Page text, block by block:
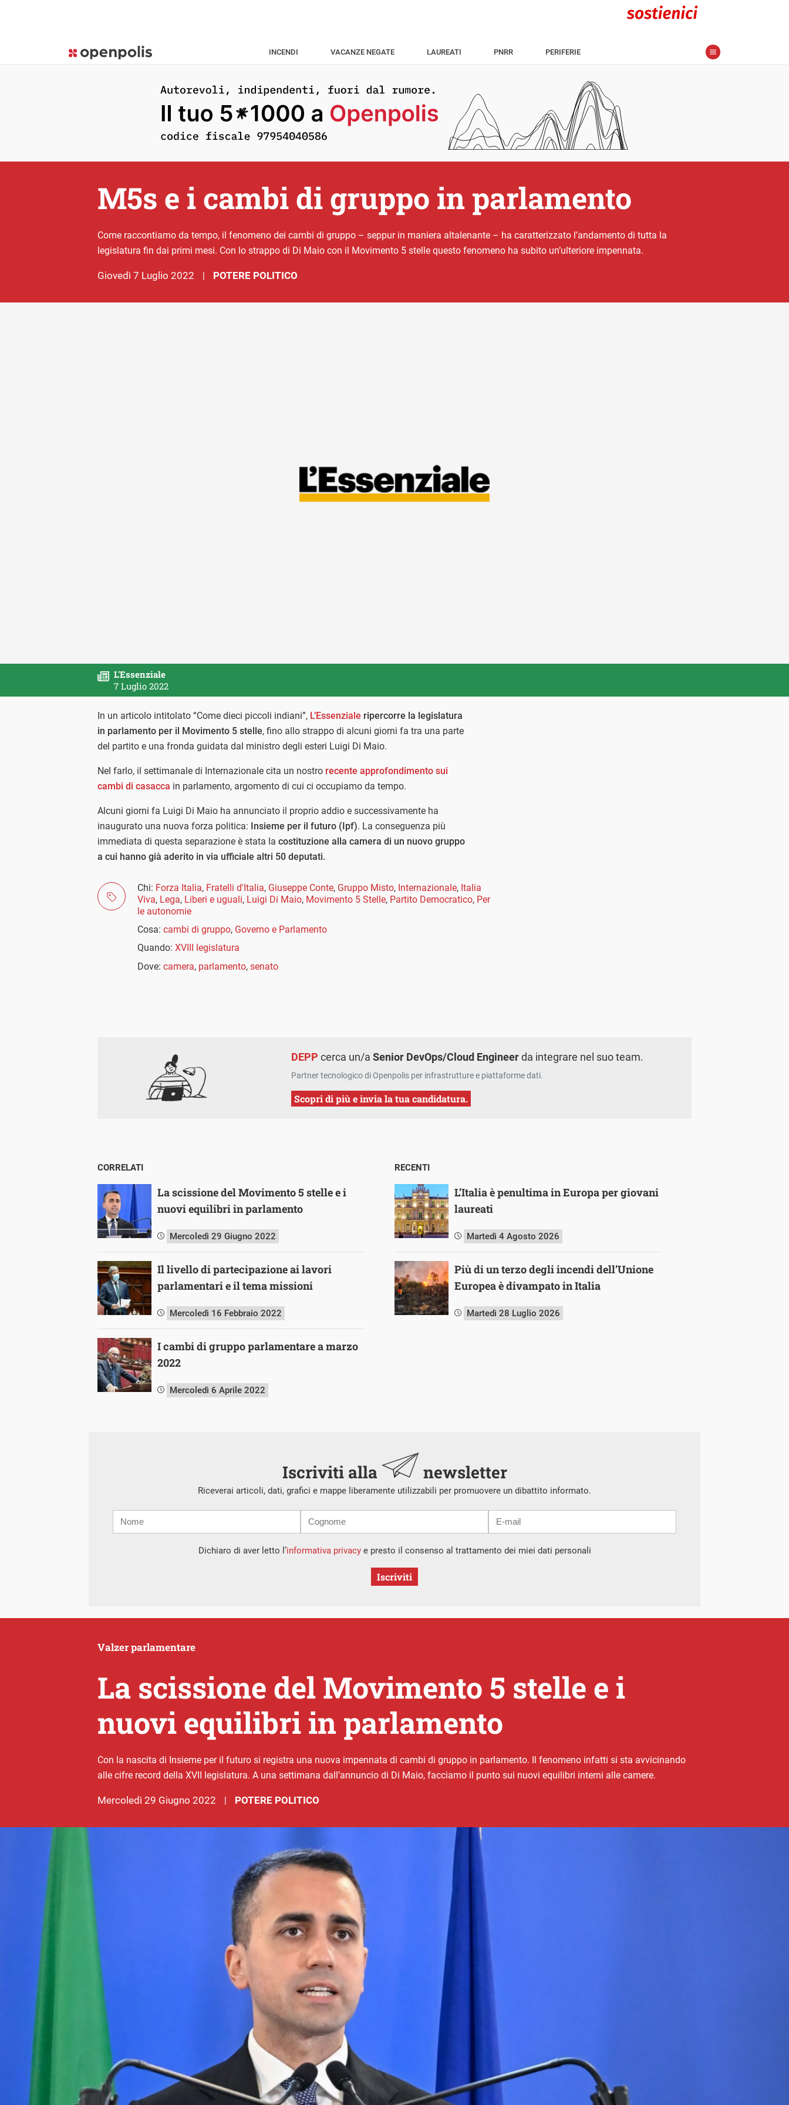
INCENDI VACANZE NEGATE LAUREATI PNRR PERIFERIE
M5s e i cambi di gruppo in parlamento
Come raccontiamo da tempo, il fenomeno dei cambi di gruppo – seppur in maniera altalenante – ha caratterizzato l’andamento di tutta la
legislatura fin dai primi mesi. Con lo strappo di Di Maio con il Movimento 5 stelle questo fenomeno ha subito un’ulteriore impennata.
giovedì 7 Luglio 2022 | POTERE POLITICO
L'Essenziale
7 Luglio 2022
In un articolo intitolato “Come dieci piccoli indiani”, L’Essenziale ripercorre la legislatura
in parlamento per il Movimento 5 stelle, fino allo strappo di alcuni giorni fa tra una parte
del partito e una fronda guidata dal ministro degli esteri Luigi Di Maio.
Nel farlo, il settimanale di Internazionale cita un nostro recente approfondimento sui
cambi di casacca in parlamento, argomento di cui ci occupiamo da tempo.
Alcuni giorni fa Luigi Di Maio ha annunciato il proprio addio e successivamente ha
inaugurato una nuova forza politica: Insieme per il futuro (Ipf). La conseguenza più
immediata di questa separazione è stata la costituzione alla camera di un nuovo gruppo
a cui hanno già aderito in via ufficiale altri 50 deputati.
Chi: Forza Italia, Fratelli d'Italia, Giuseppe Conte, Gruppo Misto, Internazionale, Italia
Viva, Lega, Liberi e uguali, Luigi Di Maio, Movimento 5 Stelle, Partito Democratico, Per
le autonomie
Cosa: cambi di gruppo, Governo e Parlamento
Quando: XVIII legislatura
Dove: camera, parlamento, senato
DEPP cerca un/aSenior DevOps/Cloud Engineerda integrare nel suo team.
Partner tecnologico di Openpolis per infrastrutture e piattaforme dati.
Scopri di più e invia la tua candidatura.
CORRELATI
La scissione del Movimento 5 stelle e i
nuovi equilibri in parlamento
Mercoledì 29 Giugno 2022
Il livello di partecipazione ai lavori
parlamentari e il tema missioni
Mercoledì 16 Febbraio 2022
I cambi di gruppo parlamentare a marzo
2022
Mercoledì 6 Aprile 2022
RECENTI
L’Italia è penultima in Europa per giovani
laureati
Martedì 4 Agosto 2026
Più di un terzo degli incendi dell’Unione
Europea è divampato in Italia
Martedì 28 Luglio 2026
Iscriviti alla newsletter
Riceverai articoli, dati, grafici e mappe liberamente utilizzabili per promuovere un dibattito informato.
mail
Dichiaro di aver letto l’informativa privacye presto il consenso al trattamento dei miei dati personali
Iscriviti
La scissione del Movimento 5 stelle e i
nuovi equilibri in parlamento
Valzer parlamentare
Con la nascita di Insieme per il futuro si registra una nuova impennata di cambi di gruppo in parlamento. Il fenomeno infatti si sta avvicinando
alle cifre record della XVII legislatura. A una settimana dall’annuncio di Di Maio, facciamo il punto sui nuovi equilibri interni alle camere.
mercoledì 29 Giugno 2022 | POTERE POLITICO